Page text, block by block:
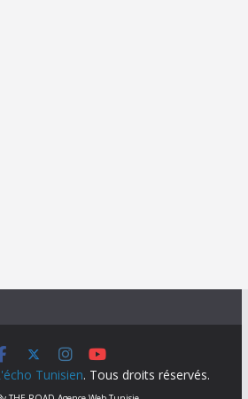
Tunisien. Tous droits réservés.